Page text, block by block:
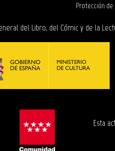
Protección
del Libro, del Cómic y de la
Esta